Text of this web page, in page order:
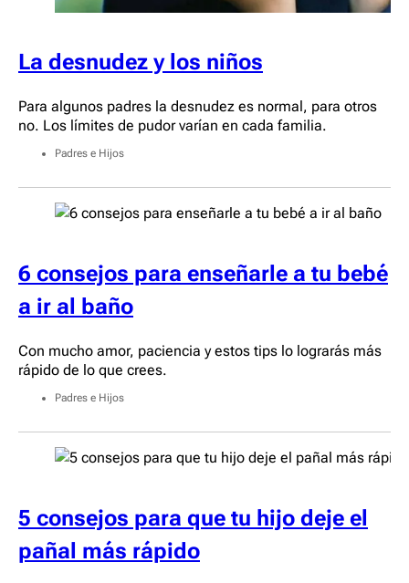
La desnudez y los niños
Para algunos padres la desnudez es normal, para otros
no. Los límites de pudor varían en cada familia.
Padres e Hijos
6 consejos para enseñarle a tu bebé
a ir al baño
Con mucho amor, paciencia y estos tips lo lograrás más
rápido de lo que crees.
Padres e Hijos
5 consejos para que tu hijo deje el
pañal más rápido